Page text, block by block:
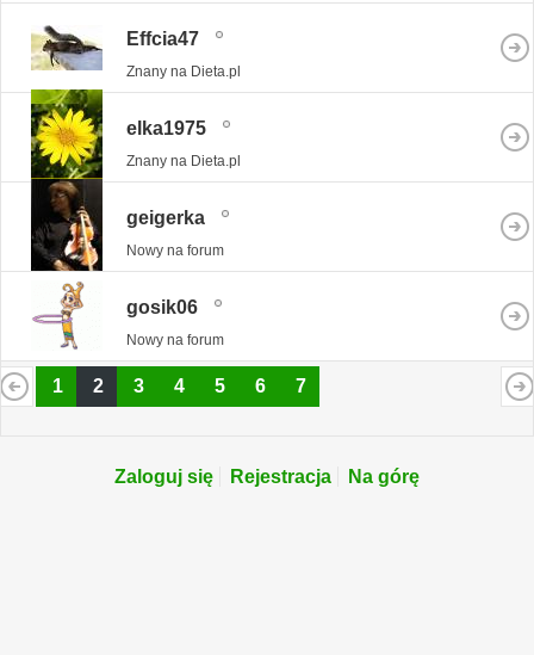
Effcia47
Znany na Dieta.pl
elka1975
Znany na Dieta.pl
geigerka
Nowy na forum
gosik06
Nowy na forum
1 2 3 4 5 6 7
Zaloguj się Rejestracja Na górę